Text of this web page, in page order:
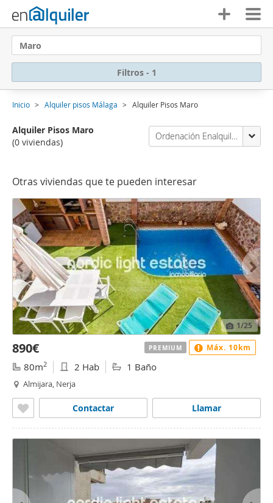
Maro
Filtros - 1
Inicio Alquiler pisos Málaga Alquiler Pisos Maro
Alquiler Pisos Maro
(0 viviendas)
Ordenación Enalquiler
Otras viviendas que te pueden interesar
1/25
890€
80m2 2 Hab 1 Baño
Almijara, Nerja
Llamar
Contactar
PREMIUM Máx. 10km